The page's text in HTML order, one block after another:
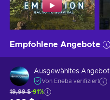
Empfohlene Angebote
Ausgewähltes Angebot
Von Eneba verifiziert
19,99 $-91%